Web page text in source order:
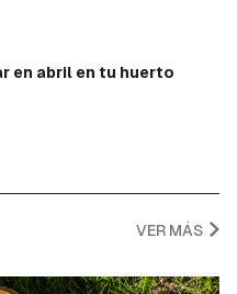
en abril en tu huerto
VER MÁS